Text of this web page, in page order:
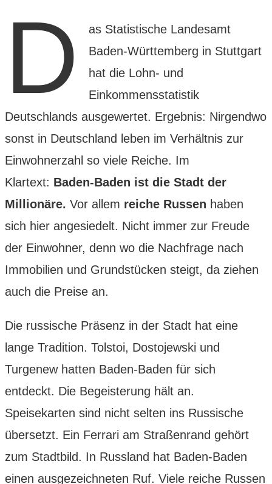
D
as Statistische Landesamt
Baden-Württemberg in Stuttgart
hat die Lohn- und
Einkommensstatistik
Deutschlands ausgewertet. Ergebnis: Nirgendwo
sonst in Deutschland leben im Verhältnis zur
Einwohnerzahl so viele Reiche. Im
Klartext: Baden-Baden ist die Stadt der
Millionäre. Vor allem reiche Russen haben
sich hier angesiedelt. Nicht immer zur Freude
der Einwohner, denn wo die Nachfrage nach
Immobilien und Grundstücken steigt, da ziehen
auch die Preise an.
Die russische Präsenz in der Stadt hat eine
lange Tradition. Tolstoi, Dostojewski und
Turgenew hatten Baden-Baden für sich
entdeckt. Die Begeisterung hält an.
Speisekarten sind nicht selten ins Russische
übersetzt. Ein Ferrari am Straßenrand gehört
zum Stadtbild. In Russland hat Baden-Baden
einen ausgezeichneten Ruf. Viele reiche Russen